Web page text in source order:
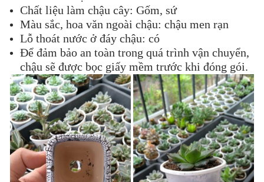
Chất liệu làm chậu cây: Gốm, sứ
Màu sắc, hoa văn ngoài chậu: chậu men rạn
Lỗ thoát nước ở đáy chậu: có
Để đảm bảo an toàn trong quá trình vận chuyển,
chậu sẽ được bọc giấy mềm trước khi đóng gói.